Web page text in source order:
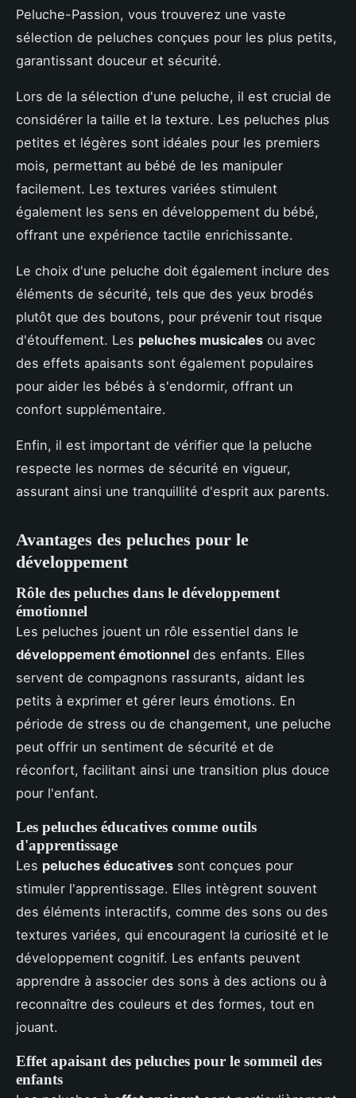
Peluche-Passion, vous trouverez une vaste
sélection de peluches conçues pour les plus petits,
garantissant douceur et sécurité.
Lors de la sélection d'une peluche, il est crucial de
considérer la taille et la texture. Les peluches plus
petites et légères sont idéales pour les premiers
mois, permettant au bébé de les manipuler
facilement. Les textures variées stimulent
également les sens en développement du bébé,
offrant une expérience tactile enrichissante.
Le choix d'une peluche doit également inclure des
éléments de sécurité, tels que des yeux brodés
plutôt que des boutons, pour prévenir tout risque
d'étouffement. Les peluches musicales ou avec
des effets apaisants sont également populaires
pour aider les bébés à s'endormir, offrant un
confort supplémentaire.
Enfin, il est important de vérifier que la peluche
respecte les normes de sécurité en vigueur,
assurant ainsi une tranquillité d'esprit aux parents.
Avantages des peluches pour le
développement
Rôle des peluches dans le développement
émotionnel
Les peluches jouent un rôle essentiel dans le
développement émotionnel des enfants. Elles
servent de compagnons rassurants, aidant les
petits à exprimer et gérer leurs émotions. En
période de stress ou de changement, une peluche
peut offrir un sentiment de sécurité et de
réconfort, facilitant ainsi une transition plus douce
pour l'enfant.
Les peluches éducatives comme outils
d'apprentissage
Les peluches éducatives sont conçues pour
stimuler l'apprentissage. Elles intègrent souvent
des éléments interactifs, comme des sons ou des
textures variées, qui encouragent la curiosité et le
développement cognitif. Les enfants peuvent
apprendre à associer des sons à des actions ou à
reconnaître des couleurs et des formes, tout en
jouant.
Effet apaisant des peluches pour le sommeil des
enfants